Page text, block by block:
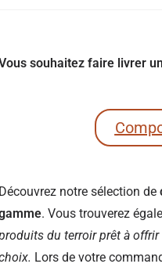
souhaitez faire livrer
Découvrez notre sélection de
. Vous trouverez
du terroir prêt à offrir
Lors de votre